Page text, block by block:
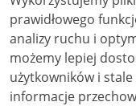
NC-
prawidłowego
analizy ruchu i
możemy lepiej
użytkowników i stale
informacje